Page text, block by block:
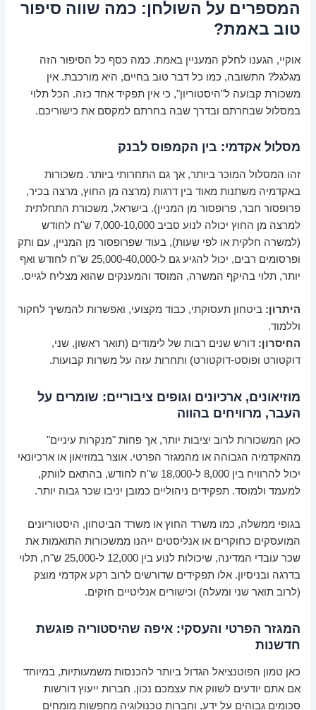
המספרים על השולחן: כמה שווה סיפור
טוב באמת?
אוקיי, הגענו לחלק המעניין באמת. כמה כסף כל הסיפור הזה
מגלגל? התשובה, כמו כל דבר טוב בחיים, היא מורכבת. אין
משכורת קבועה ל"היסטוריון", כי אין תפקיד אחד כזה. הכל תלוי
במסלול שבחרתם ובדרך שבה בחרתם למקסם את כישוריכם.
מסלול אקדמי: בין הקמפוס לבנק
זהו המסלול המוכר ביותר, אך גם התחרותי ביותר. משכורות
באקדמיה משתנות מאוד בין דרגות (מרצה מן החוץ, מרצה בכיר,
פרופסור חבר, פרופסור מן המניין). בישראל, משכורת התחלתית
למרצה מן החוץ יכולה לנוע סביב 7,000-10,000 ש"ח לחודש
(למשרה חלקית או לפי שעות), בעוד שפרופסור מן המניין, עם ותק
ופרסומים רבים, יכול להגיע גם ל-25,000-40,000 ש"ח לחודש ואף
יותר, תלוי בהיקף המשרה, המוסד והמענקים שהוא מצליח לגייס.
היתרון: ביטחון תעסוקתי, כבוד מקצועי, ואפשרות להמשיך לחקור
וללמוד.
החיסרון: דורש שנים רבות של לימודים (תואר ראשון, שני,
דוקטורט ופוסט-דוקטורט) ותחרות עזה על משרות קבועות.
מוזיאונים, ארכיונים וגופים ציבוריים: שומרים על
העבר, מרוויחים בהווה
כאן המשכורות לרוב יציבות יותר, אך פחות "מנקרות עיניים"
מהאקדמיה הגבוהה או מהמגזר הפרטי. אוצר במוזיאון או ארכיונאי
יכול להרוויח בין 8,000 ל-18,000 ש"ח לחודש, בהתאם לוותק,
למעמד ולמוסד. תפקידים ניהוליים כמובן יניבו שכר גבוה יותר.
בגופי ממשלה, כמו משרד החוץ או משרד הביטחון, היסטוריונים
המועסקים כחוקרים או אנליסטים ייהנו ממשכורות התואמות את
שכר עובדי המדינה, שיכולות לנוע בין 12,000 ל-25,000 ש"ח, תלוי
בדרגה ובניסיון. אלו תפקידים שדורשים לרוב רקע אקדמי מוצק
(לרוב תואר שני ומעלה) וכישורים אנליטיים חזקים.
המגזר הפרטי והעסקי: איפה שהיסטוריה פוגשת
חדשנות
כאן טמון הפוטנציאל הגדול ביותר להכנסות משמעותיות, במיוחד
אם אתם יודעים לשווק את עצמכם נכון. חברות ייעוץ דורשות
סכומים גבוהים על ידע, וחברות טכנולוגיה מחפשות מומחים